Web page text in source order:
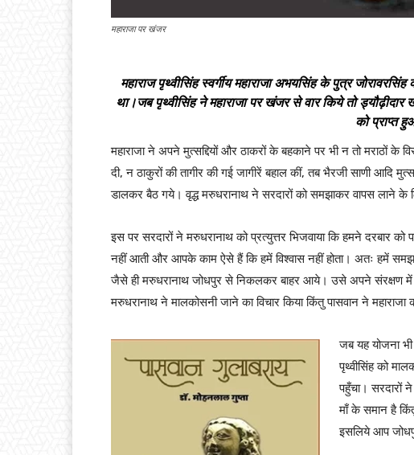
महाराजा पर खंजर
महाराज पृथ्वीसिंह स्वर्गीय महाराजा अभयसिंह के पुत्र
था।जब पृथ्वीसिंह ने महाराजा पर खंजर से वार किये तो
को प्राप्त
महाराजा ने अपने मुत्सद्दियों और ठाकरों के बहकाने पर भी न तो मराठों के
दी, न ठाकुरों की तागीर की गई जागीरें बहाल कीं, तब भैरजी साणी आदि
डालकर बैठ गये। वृद्ध मरुधरानाथ ने सरदारों को समझाकर वापस लाने
इस पर सरदारों ने मरुधरानाथ को प्रत्युत्तर भिजवाया कि हमने दरबार
नहीं आती और आपके काम ऐसे हैं कि हमें विश्वास नहीं होता। अतः हमें
जैसे ही मरुधरानाथ जोधपुर से निकलकर बाहर आये। उसे अपने संरक्षण में
मरुधरानाथ ने मालकोसनी जाने का विचार किया किंतु पासवान ने
जब यह योजना
पृथ्वीसिंह को
पहुँचा। सरदारों
माँ के समान है
इसलिये आप